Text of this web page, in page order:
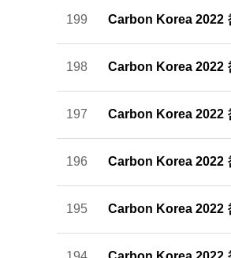
199 Carbon Korea 2022
198 Carbon Korea 2022
197 Carbon Korea 2022
196 Carbon Korea 2022
195 Carbon Korea 2022